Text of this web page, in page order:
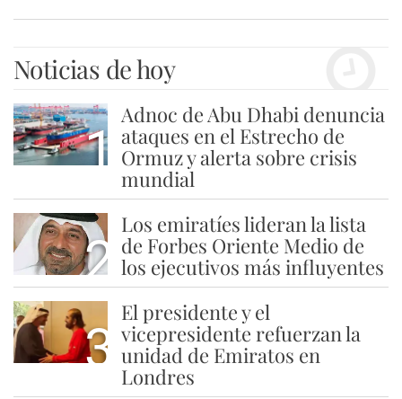
Noticias de hoy
1
Adnoc de Abu Dhabi denuncia
ataques en el Estrecho de
Ormuz y alerta sobre crisis
mundial
2
Los emiratíes lideran la lista
de Forbes Oriente Medio de
los ejecutivos más influyentes
3
El presidente y el
vicepresidente refuerzan la
unidad de Emiratos en
Londres